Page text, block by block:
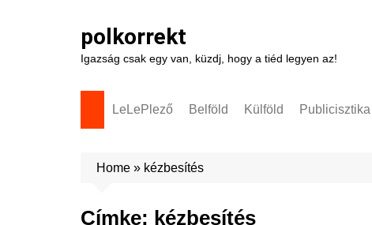
polkorrekt
Igazság csak egy van, küzdj, hogy a tiéd legyen az!
LeLePlező Belföld Külföld Publicisztika
Home » kézbesítés
Címke: kézbesítés